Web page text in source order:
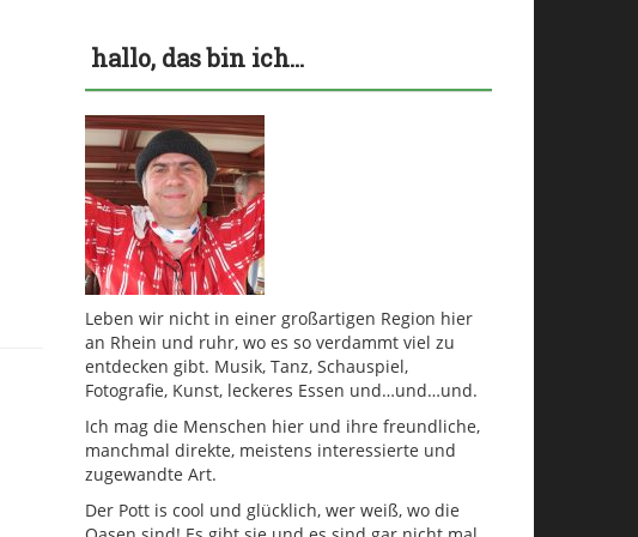
hallo, das bin ich…
Leben wir nicht in einer großartigen Region hier
an Rhein und ruhr, wo es so verdammt viel zu
entdecken gibt. Musik, Tanz, Schauspiel,
Fotografie, Kunst, leckeres Essen und…und…und.
Ich mag die Menschen hier und ihre freundliche,
manchmal direkte, meistens interessierte und
zugewandte Art.
Der Pott is cool und glücklich, wer weiß, wo die